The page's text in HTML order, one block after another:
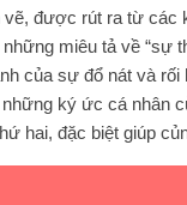
được rút ra từ các
miêu tả về “sự
của sự đổ nát và
ký ức cá nhân
hai, đặc biệt giúp